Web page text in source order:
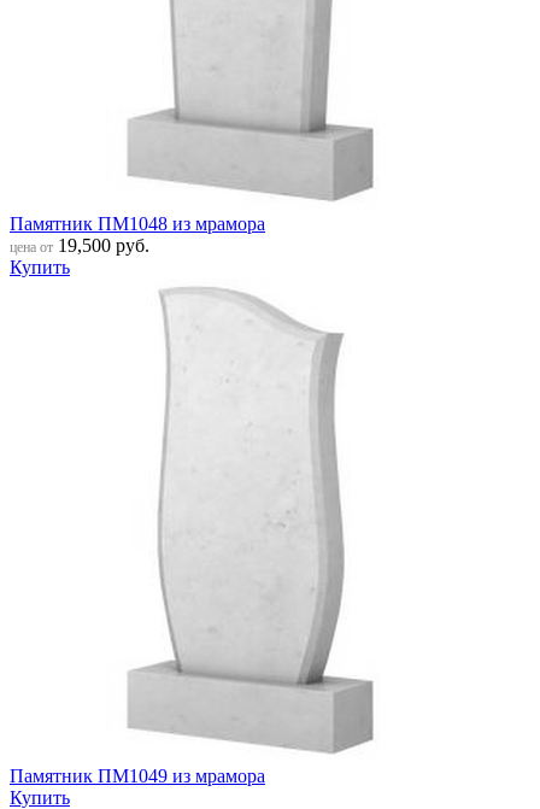
Памятник ПМ1048 из мрамора
цена от 19,500 руб.
Купить
Памятник ПМ1049 из мрамора
Купить